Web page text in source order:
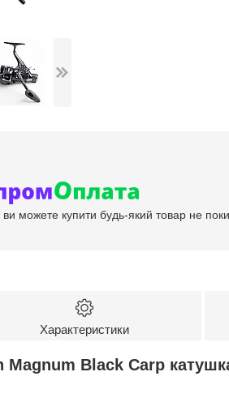
ви можете купити будь-який товар не
Характеристики
Magnum Black Carp